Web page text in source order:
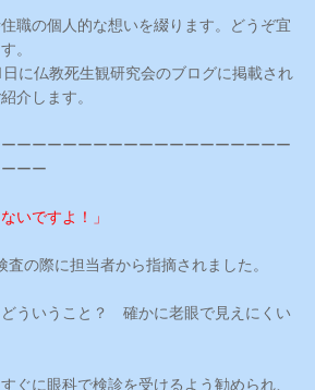
職の個人的な想いを綴ります。どうぞ宜
。
に仏教死生観研究会のブログに掲載され
介します。
ーーーーーーーーーーーーーーーーーー
ーー
いですよ！」
の際に担当者から指摘されました。
どういうこと？ 確かに老眼で見えにくい
ぐに眼科で検診を受けるよう勧められ、